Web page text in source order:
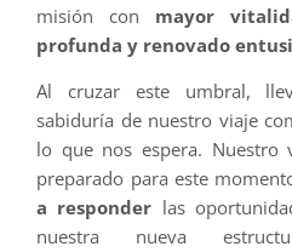
misión con mayor
profunda y renovado
Al cruzar este umbral,
sabiduría de nuestro viaje
lo que nos espera.
preparado para este
a responder las
nuestra nueva